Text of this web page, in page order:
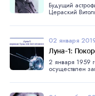
Будущий
Цераский
02 января
Луна-1:
2 января 1959
осуществлен